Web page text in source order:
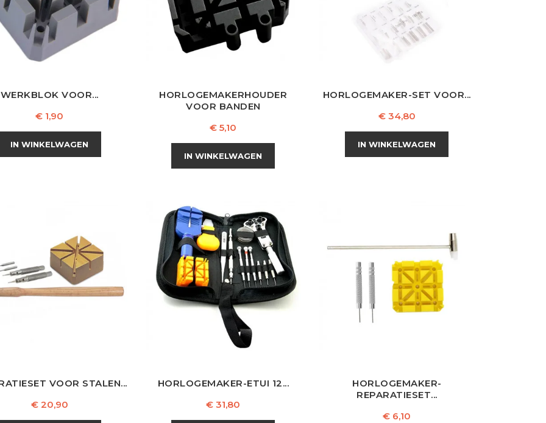
WERKBLOK VOOR...
Prijs
€ 1,90
IN WINKELWAGEN
HORLOGEMAKERHOUDER
VOOR BANDEN
Prijs
€ 5,10
IN WINKELWAGEN
HORLOGEMAKER-SET VOOR...
Prijs
€ 34,80
IN WINKELWAGEN
VOOR STALEN...
Prijs
€ 20,90
HORLOGEMAKER-ETUI 12...
Prijs
€ 31,80
HORLOGEMAKER-
REPARATIESET...
Prijs
€ 6,10